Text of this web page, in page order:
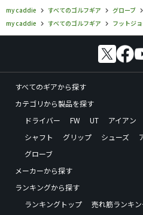
my caddie すべてのゴルフギア グローブ
my caddie
すべてのゴルフギア フットジ
すべてのギアから探す
カテゴリから製品を探す
ドライバー
FW UT アイアン
シャフト
グリップ シューズ
グローブ
メーカーから探す
ランキングから探す
ランキングトップ
売れ筋ランキ